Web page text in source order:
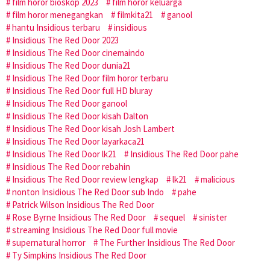
film horor menegangkan
filmkita21
ganool
hantu Insidious terbaru
insidious
Insidious The Red Door 2023
Insidious The Red Door cinemaindo
Insidious The Red Door dunia21
Insidious The Red Door film horor terbaru
Insidious The Red Door full HD bluray
Insidious The Red Door ganool
Insidious The Red Door kisah Dalton
Insidious The Red Door kisah Josh Lambert
Insidious The Red Door layarkaca21
Insidious The Red Door lk21
Insidious The Red Door pahe
Insidious The Red Door rebahin
Insidious The Red Door review lengkap
lk21
malicious
nonton Insidious The Red Door sub Indo
pahe
Patrick Wilson Insidious The Red Door
Rose Byrne Insidious The Red Door
sequel
sinister
streaming Insidious The Red Door full movie
supernatural horror
The Further Insidious The Red Door
Ty Simpkins Insidious The Red Door